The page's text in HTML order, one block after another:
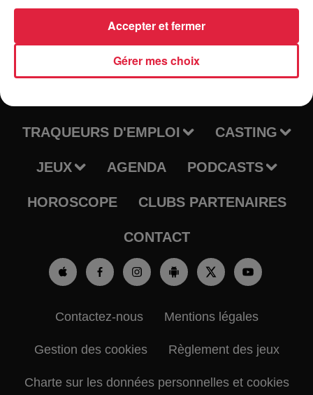
TRAQUEURS D'EMPLOI CASTING
JEUX AGENDA PODCASTS
HOROSCOPE CLUBS PARTENAIRES
CONTACT
Contactez-nous Mentions légales
Gestion des cookies Règlement des jeux
Charte sur les données personnelles et cookies
Gérer mes choix
Accepter et fermer